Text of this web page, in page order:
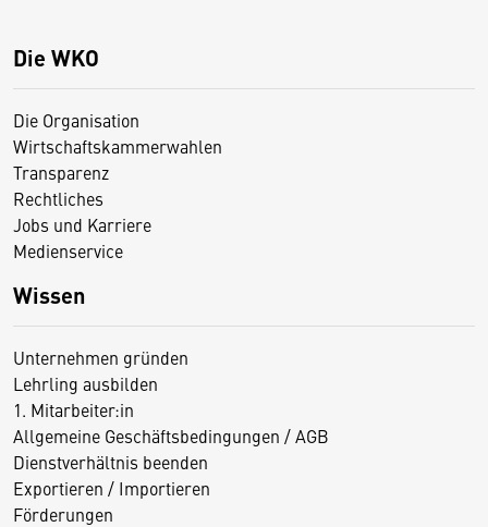
Die WKO
Die Organisation
Wirtschaftskammerwahlen
Transparenz
Rechtliches
Jobs und Karriere
Medienservice
Wissen
Unternehmen gründen
Lehrling ausbilden
1. Mitarbeiter:in
Allgemeine Geschäftsbedingungen / AGB
Dienstverhältnis beenden
Exportieren / Importieren
Förderungen